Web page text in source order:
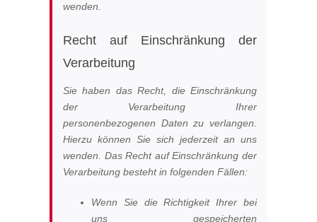
wenden.
Recht auf Einschränkung der
Verarbeitung
Sie haben das Recht, die Einschränkung
der Verarbeitung Ihrer
personenbezogenen Daten zu verlangen.
Hierzu können Sie sich jederzeit an uns
wenden. Das Recht auf Einschränkung der
Verarbeitung besteht in folgenden Fällen:
Wenn Sie die Richtigkeit Ihrer bei
uns gespeicherten